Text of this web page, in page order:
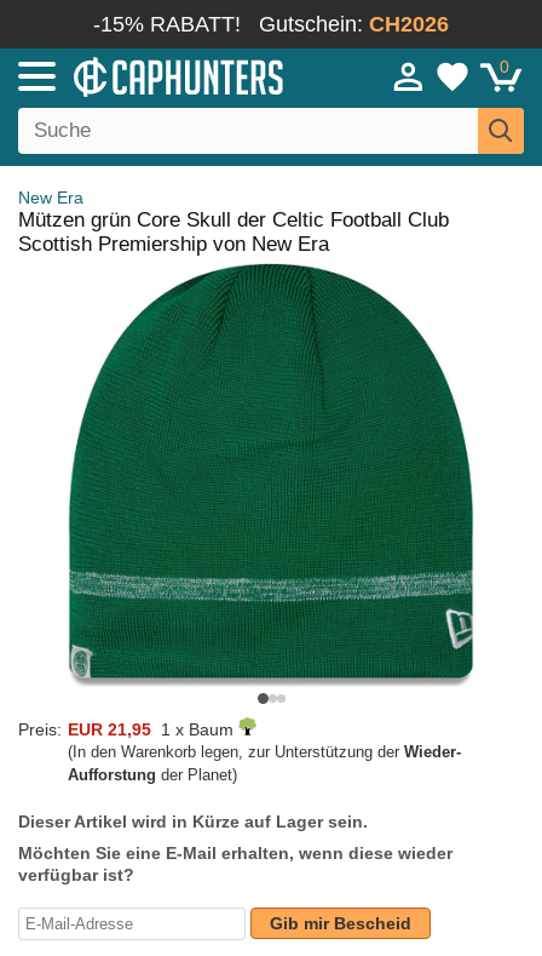
-15% RABATT! Gutschein: CH2026
0
New Era
Mützen grün Core Skull der Celtic Football Club
Scottish Premiership von New Era
Preis: EUR 21,95 1 x Baum
(In den Warenkorb legen, zur Unterstützung der Wieder-
Aufforstung der Planet)
Dieser Artikel wird in Kürze auf Lager sein.
Möchten Sie eine E-Mail erhalten, wenn diese wieder
verfügbar ist?
Gib mir Bescheid